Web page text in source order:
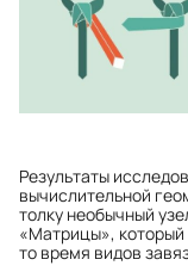
Результаты
вычислительной
толку необычный
«Матрицы», который
то время видов